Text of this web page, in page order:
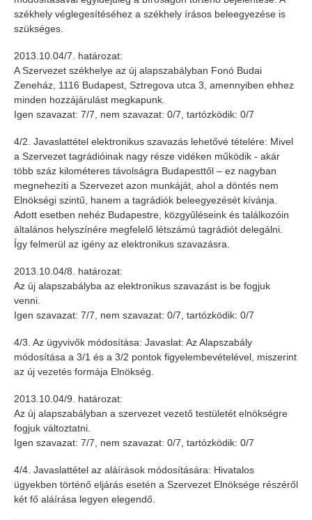
székhely véglegesítéséhez a székhely írásos beleegyezése is
szükséges.
2013.10.04/7. határozat:
A Szervezet székhelye az új alapszabályban Fonó Budai
Zeneház, 1116 Budapest, Sztregova utca 3, amennyiben ehhez
minden hozzájárulást megkapunk.
Igen szavazat: 7/7, nem szavazat: 0/7, tartózködik: 0/7
4/2. Javaslattétel elektronikus szavazás lehetővé tételére: Mivel
a Szervezet tagrádióinak nagy része vidéken működik - akár
több száz kilométeres távolságra Budapesttől – ez nagyban
megnehezíti a Szervezet azon munkáját, ahol a döntés nem
Elnökségi szintű, hanem a tagrádiók beleegyezését kívánja.
Adott esetben nehéz Budapestre, közgyűléseink és találkozóin
általános helyszínére megfelelő létszámú tagrádiót delegálni.
Így felmerül az igény az elektronikus szavazásra.
2013.10.04/8. határozat:
Az új alapszabályba az elektronikus szavazást is be fogjuk
venni.
Igen szavazat: 7/7, nem szavazat: 0/7, tartózködik: 0/7
4/3. Az ügyvivők módosítása: Javaslat: Az Alapszabály
módosítása a 3/1 és a 3/2 pontok figyelembevételével, miszerint
az új vezetés formája Elnökség.
2013.10.04/9. határozat:
Az új alapszabályban a szervezet vezető testületét elnökségre
fogjuk változtatni.
Igen szavazat: 7/7, nem szavazat: 0/7, tartózködik: 0/7
4/4. Javaslattétel az aláírások módosítására: Hivatalos
ügyekben történő eljárás esetén a Szervezet Elnöksége részéről
két fő aláírása legyen elegendő.